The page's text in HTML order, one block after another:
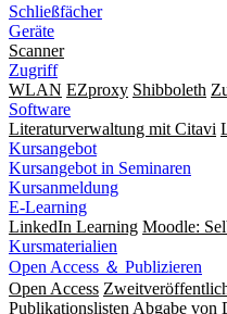
Schließfächer
Geräte
Scanner
Zugriff
WLAN EZproxy Shibboleth
Software
Literaturverwaltung mit Citavi
Kursangebot
Kursangebot in Seminaren
Kursanmeldung
E-Learning
LinkedIn Learning Moodle:
Kursmaterialien
Open Access ＆ Publizieren
Open Access
Publikationslisten Abgabe von